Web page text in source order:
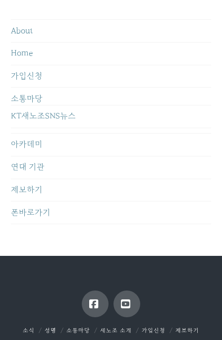
About
Home
가입신청
소통마당
KT새노조SNS뉴스
아카데미
연대 기관
제보하기
폰바로가기
FacebookYouTube
소식 성명 소통마당 새노조 소개 가입신청 제보하기